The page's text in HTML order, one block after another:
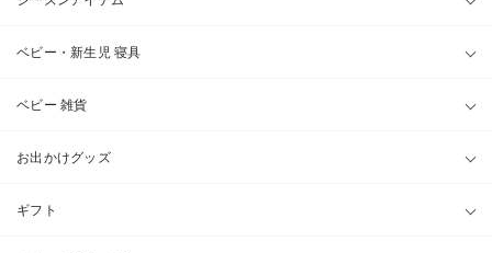
ベビー・新生児 寝具
ベビー 雑貨
お出かけグッズ
ギフト